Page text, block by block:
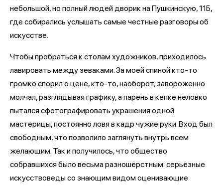
небольшой, но полный людей дворик на Пушкинскую, 11Б,
где собирались услышать самые честные разговоры об
искусстве.
Чтобы пробраться к столам художников, приходилось
лавировать между зеваками. За моей спиной кто-то
громко спорил о цене, кто-то, наоборот, завороженно
молчал, разглядывая графику, а парень в кепке неловко
пытался сфотографировать украшения одной
мастерицы, постоянно ловя в кадр чужие руки. Вход был
свободным, что позволило заглянуть внутрь всем
желающим. Так и получилось, что общество
собравшихся было весьма разношёрстным: серьёзные
искусствоведы со знающим видом оценивающие